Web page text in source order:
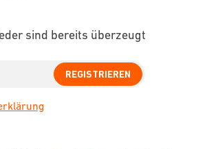
sind bereits überzeugt
REGISTRIEREN